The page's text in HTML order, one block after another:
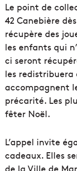
Le point de
42 Canebière
récupère des
les enfants qui
ci seront
les redistribuera
accompagnent
précarité. Les
fêter Noël.
L’appel invite
cadeaux. Elles
de la Ville de